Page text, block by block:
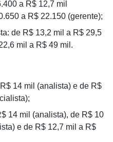
a R$ 12,7 mil
a R$ 22.150 (gerente);
de R$ 13,2 mil a R$ 29,5
mil a R$ 49 mil.
14 mil (analista) e de R$
14 mil (analista), de R$ 10
e de R$ 12,7 mil a R$